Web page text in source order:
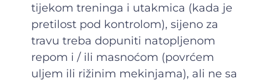
tijekom treninga i utakmica (kada je
pretilost pod kontrolom), sijeno za
travu treba dopuniti natopljenom
repom i / ili masnoćom (povrćem
uljem ili rižinim mekinjama), ali ne sa